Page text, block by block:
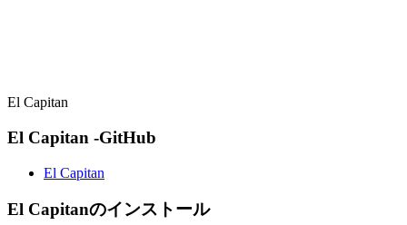
El Capitan
El Capitan -GitHub
El Capitan
El Capitanのインストール